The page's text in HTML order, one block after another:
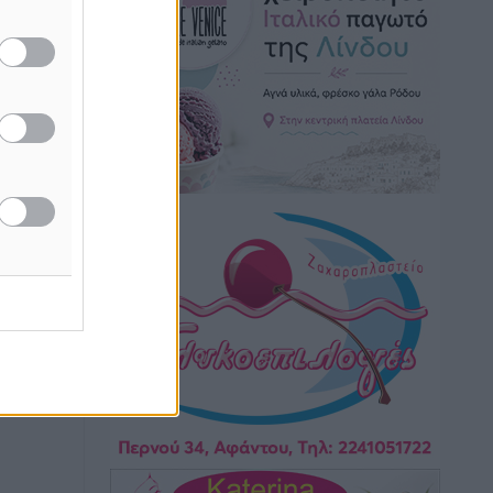
Στίβος: Οι βαθμολογίες των συλλόγων
της Δωδεκανήσου
Αθλητικά• πριν 3 ώρες
Νέες ταυτότητες: Ποιοι πρέπει να τις
αλλάξουν άμεσα και ποιοι όχι
Στον Ιπποκράτη η Μαρία Βλάχου
Αθλητικά• πριν 3 ώρες
Οικονομική ενίσχυση για συντήρηση
Αθλητικά• πριν 3 ώρες
Στάθης Αντωνάς: Ένα βήμα πριν από